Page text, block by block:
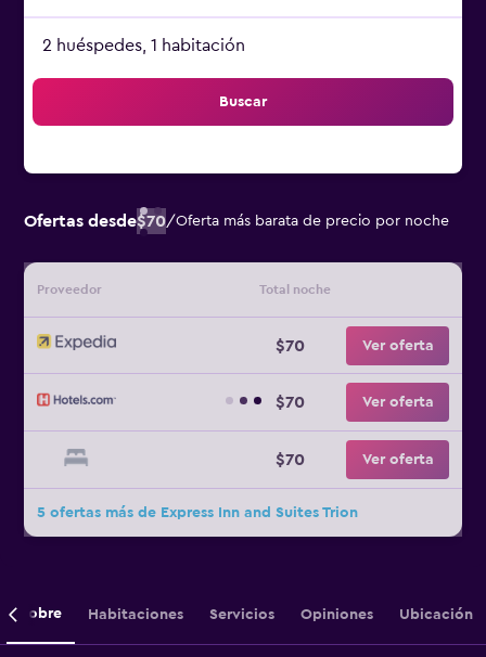
2 huéspedes, 1 habitación
Buscar
Ofertas desde$70/Oferta más barata de precio por noche
Proveedor Total noche
$70 Ver oferta
$70 Ver oferta
$70 Ver oferta
5 ofertas más de Express Inn and Suites Trion
Sobre Habitaciones Servicios Opiniones Ubicación